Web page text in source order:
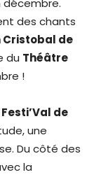
décembre.
des chants
Cristobal de
du Théâtre
!
Festi’Val de
une
Du côté des
la